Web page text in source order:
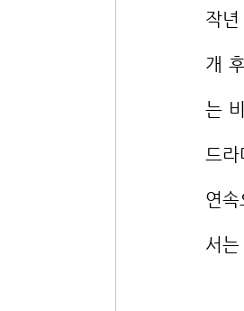
작
개
는
드라
연
서는